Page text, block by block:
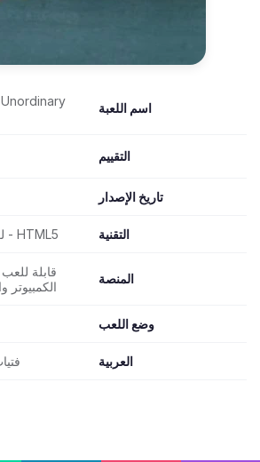
اسم اللعبة
التقييم
تاريخ الإصدار
التقنية HTML5 - لعب مباشر بدون إضافات
المنصة
قابلة
الكمبيوتر
وضع اللعب
العربية